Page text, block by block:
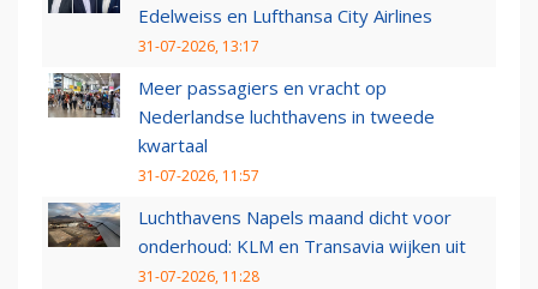
Edelweiss en Lufthansa City Airlines
31-07-2026, 13:17
Meer passagiers en vracht op
Nederlandse luchthavens in tweede
kwartaal
31-07-2026, 11:57
Luchthavens Napels maand dicht voor
onderhoud: KLM en Transavia wijken uit
31-07-2026, 11:28